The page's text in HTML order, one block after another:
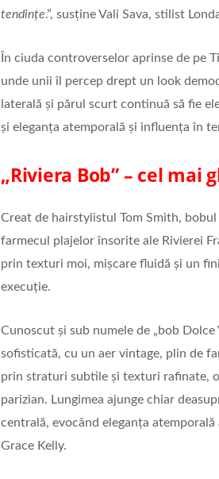
tendințe.”, susține Vali Sava, stilist
În ciuda controverselor aprinse de pe
unde unii îl percep drept un look
laterală și părul scurt continuă să fie
și eleganța atemporală și influența în
„Riviera Bob” – cel
Creat de hairstylistul Tom Smith,
farmecul plajelor însorite ale Rivierei
prin texturi moi, mișcare fluidă și un
execuție.
Cunoscut și sub numele de „bob
sofisticată, cu un aer vintage, plin de
prin straturi subtile și texturi rafinate,
parizian. Lungimea ajunge chiar
centrală, evocând eleganța
Grace Kelly.